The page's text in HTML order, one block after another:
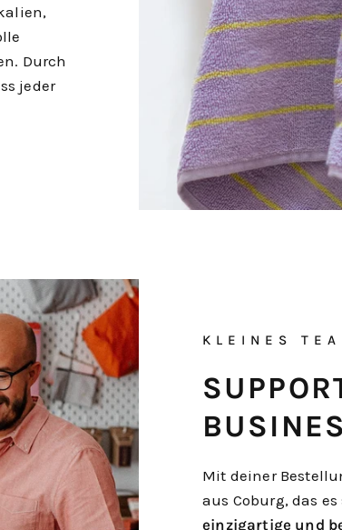
Durch
jeder
KLEINES
Mit deiner
aus Coburg, das
einzigartige und